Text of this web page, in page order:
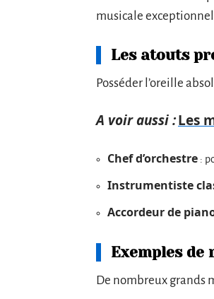
musicale
Les atouts
Posséder l’oreille
A voir aussi :Les
Chef d’orchestre :
Instrumentiste
Accordeur de
Exemples de
De nombreux grands